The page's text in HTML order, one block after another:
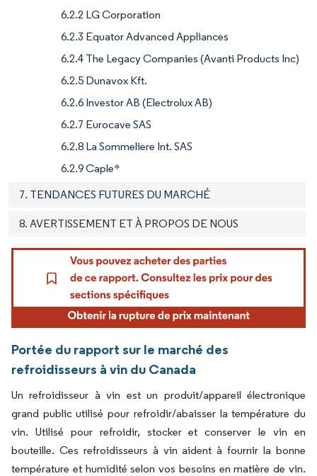
6.2.2 LG Corporation
6.2.3 Equator Advanced Appliances
6.2.4 The Legacy Companies (Avanti Products Inc)
6.2.5 Dunavox Kft.
6.2.6 Investor AB (Electrolux AB)
6.2.7 Eurocave SAS
6.2.8 La Sommeliere Int. SAS
6.2.9 Caple*
7. TENDANCES FUTURES DU MARCHÉ
8. AVERTISSEMENT ET À PROPOS DE NOUS
Portée du rapport sur le marché des
refroidisseurs à vin du Canada
Un refroidisseur à vin est un produit/appareil électronique
grand public utilisé pour refroidir/abaisser la température du
vin. Utilisé pour refroidir, stocker et conserver le vin en
bouteille. Ces refroidisseurs à vin aident à fournir la bonne
température et humidité selon vos besoins en matière de vin.